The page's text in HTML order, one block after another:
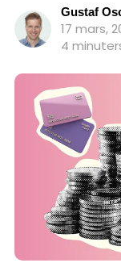
Gustaf
17 mars,
4